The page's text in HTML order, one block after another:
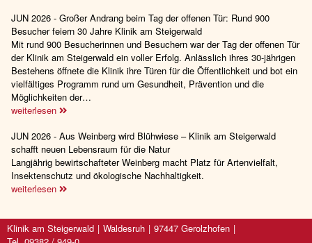
JUN 2026 - Großer Andrang beim Tag der offenen Tür: Rund 900
Besucher feiern 30 Jahre Klinik am Steigerwald
Mit rund 900 Besucherinnen und Besuchern war der Tag der offenen Tür
der Klinik am Steigerwald ein voller Erfolg. Anlässlich ihres 30-jährigen
Bestehens öffnete die Klinik ihre Türen für die Öffentlichkeit und bot ein
vielfältiges Programm rund um Gesundheit, Prävention und die
Möglichkeiten der…
weiterlesen
JUN 2026 - Aus Weinberg wird Blühwiese – Klinik am Steigerwald
schafft neuen Lebensraum für die Natur
Langjährig bewirtschafteter Weinberg macht Platz für Artenvielfalt,
Insektenschutz und ökologische Nachhaltigkeit.
weiterlesen
Klinik am Steigerwald Waldesruh
97447 Gerolzhofen